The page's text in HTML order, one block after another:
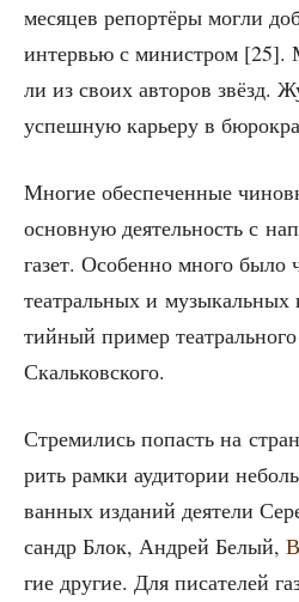
меся­цев репор­тё­ры мог­ли
интер­вью с мини­стром [25].
ли из сво­их авто­ров звёзд.
успеш­ную карье­ру в
Мно­гие обес­пе­чен­ные
основ­ную дея­тель­ность с
газет. Осо­бен­но мно­го было
теат­раль­ных и
тий­ный при­мер
Скальковского.
Стре­ми­лись попасть на
рить рам­ки ауди­то­рии
ван­ных изда­ний дея­те­ли
сандр Блок, Андрей Белый,
гие дру­гие. Для писа­те­лей